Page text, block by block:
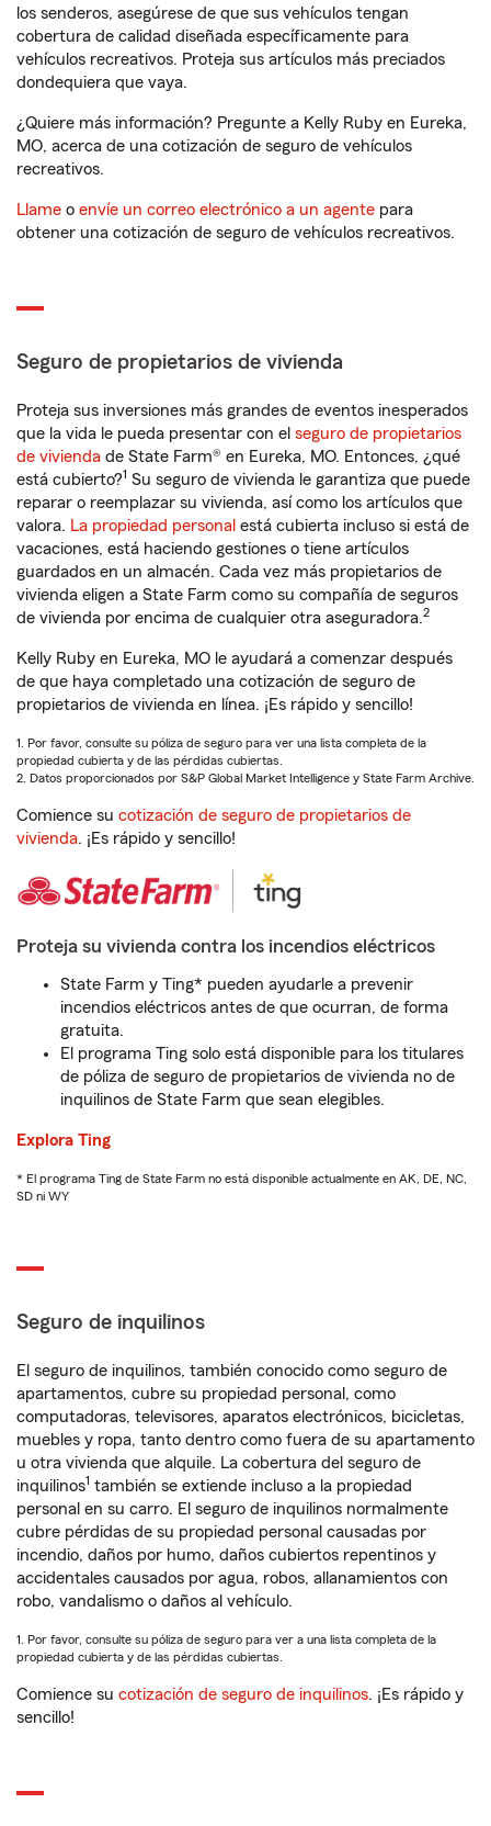
los senderos, asegúrese de que sus vehículos tengan
cobertura de calidad diseñada específicamente para
vehículos recreativos. Proteja sus artículos más preciados
dondequiera que vaya.
¿Quiere más información? Pregunte a Kelly Ruby en Eureka,
MO, acerca de una cotización de seguro de vehículos
recreativos.
Llame o envíe un correo electrónico a un agente para
obtener una cotización de seguro de vehículos recreativos.
Seguro de propietarios de vivienda
Proteja sus inversiones más grandes de eventos inesperados
que la vida le pueda presentar con el seguro de propietarios
de vivienda de State Farm® en Eureka, MO. Entonces, ¿qué
está cubierto?1 Su seguro de vivienda le garantiza que puede
reparar o reemplazar su vivienda, así como los artículos que
valora. La propiedad personal está cubierta incluso si está de
vacaciones, está haciendo gestiones o tiene artículos
guardados en un almacén. Cada vez más propietarios de
vivienda eligen a State Farm como su compañía de seguros
de vivienda por encima de cualquier otra aseguradora.2
Kelly Ruby en Eureka, MO le ayudará a comenzar después
de que haya completado una cotización de seguro de
propietarios de vivienda en línea. ¡Es rápido y sencillo!
1. Por favor, consulte su póliza de seguro para ver una lista completa de la
propiedad cubierta y de las pérdidas cubiertas.
2. Datos proporcionados por S&P Global Market Intelligence y State Farm Archive.
Comience su cotización de seguro de propietarios de
vivienda. ¡Es rápido y sencillo!
Proteja su vivienda contra los incendios eléctricos
State Farm y Ting* pueden ayudarle a prevenir
incendios eléctricos antes de que ocurran, de forma
gratuita.
El programa Ting solo está disponible para los titulares
de póliza de seguro de propietarios de vivienda no de
inquilinos de State Farm que sean elegibles.
Explora Ting
* El programa Ting de State Farm no está disponible actualmente en AK, DE, NC,
SD ni WY
Seguro de inquilinos
El seguro de inquilinos, también conocido como seguro de
apartamentos, cubre su propiedad personal, como
computadoras, televisores, aparatos electrónicos, bicicletas,
muebles y ropa, tanto dentro como fuera de su apartamento
u otra vivienda que alquile. La cobertura del seguro de
inquilinos1 también se extiende incluso a la propiedad
personal en su carro. El seguro de inquilinos normalmente
cubre pérdidas de su propiedad personal causadas por
incendio, daños por humo, daños cubiertos repentinos y
accidentales causados por agua, robos, allanamientos con
robo, vandalismo o daños al vehículo.
1. Por favor, consulte su póliza de seguro para ver a una lista completa de la
propiedad cubierta y de las pérdidas cubiertas.
Comience su cotización de seguro de inquilinos. ¡Es rápido y
sencillo!